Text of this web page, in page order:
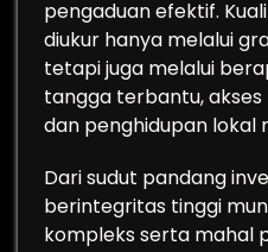
pengaduan efektif.
diukur hanya melalui
tetapi juga melalui
tangga terbantu,
dan penghidupan lokal
Dari sudut pandang
berintegritas tinggi
kompleks serta mahal